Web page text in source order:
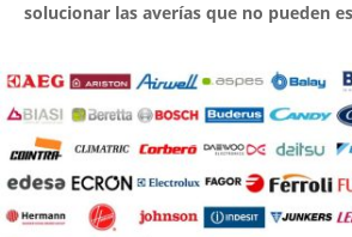
solucionar las averías que no pueden